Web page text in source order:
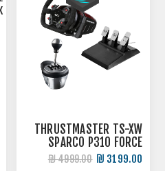
THRUSTMASTER TS-XW
SPARCO P310 FORCE
FEEDBACK + TH8A
3199.00 ₪
4999.00 ₪